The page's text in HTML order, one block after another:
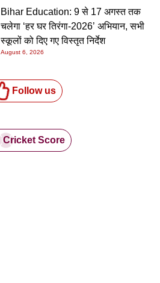
Bihar Education: 9 से 17 अगस्त तक
चलेगा ‘हर घर तिरंगा-2026’ अभियान, सभी
स्कूलों को दिए गए विस्तृत निर्देश
August 6, 2026
Follow us
Cricket Score